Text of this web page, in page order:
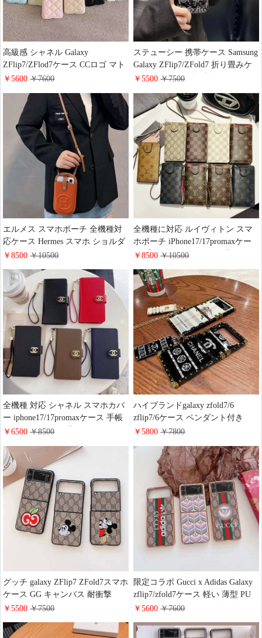
高級感 シャネル Galaxy
ZFlip7/ZFlod7ケース CCロゴ マト
ラッセ レザー chanel ZFlip 6/5 ケ
iphone17/17pro携帯ケース おすす
￥5600￥7600
ステューシー 携帯ケース Samsung
Galaxy ZFlip7/ZFold7 折り畳みケ
ース シリコン 耐衝撃カバー stussy
性 メンズ かっこいい
iPhone17/17promaxスマホケース
ブランド おしゃれ
￥5500￥7500
エルメス スマホポーチ 全機種対
応ケース Hermes スマホ ショルダ
ー 斜め掛け ポーチ カードケース
れ ポシェッ ミニ バッグ レザー
レディース オレンジ
￥8500￥10500
全機種に対応 ルイヴィトン スマ
ホポーチ iPhone17/17promaxケー
ス 手帳型 スライドタイプ LV
ース ストラップ付き 落下防止
Google Pixel 10/10proケース 財布
一体 ブランド ビジネス風
￥8500￥10500
全機種 対応 シャネル スマホカバ
ー iphone17/17promaxケース 手帳
型 スライドタイプ アイフォーン
納 chanel galaxy s26/s26plusケース
レザー レデイース 人気 google
pixel スマホケースお 揃い
￥6500￥8500
ハイブランドgalaxy zfold7/6
zflip7/6ケース ペンダント付き
chanel galaxy s26/s26+スマホケー
ス Burberry iphone17/16/15保護ケ
ース ゴージャス 綺麗 女性 おしゃ
￥5800￥7800
グッチ galaxy ZFlip7 ZFold7スマホ
ケース GG キャンバス 耐衝撃
GUCCI ギャラクシー ZFold 6/5/4
Galaxy フリップ 6/5/4 折りたたみ
￥5500￥7500
限定コラボ Gucci x Adidas Galaxy
zflip7/zfold7ケース 軽い 薄型 PU
レザー グッチ アディダス ギャラ
ケース バンパー 電気メッキ加工
￥5600￥7600